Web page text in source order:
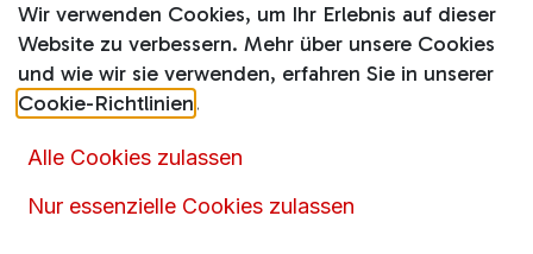
Datenschutzrichtlinie
Schreiben Sie uns
Wir verwenden Cookies, um Ihr Erlebnis auf dieser
Website zu verbessern. Mehr über unsere Cookies
und wie wir sie verwenden, erfahren Sie in unserer
Cookie-Richtlinien.
Alle Cookies zulassen
Nur essenzielle Cookies zulassen